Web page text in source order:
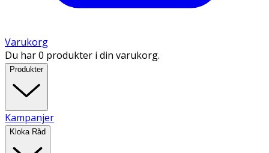
Varukorg
Du har 0 produkter i din varukorg.
Produkter
Kampanjer
Kloka Råd